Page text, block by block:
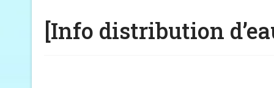
[Info distribution